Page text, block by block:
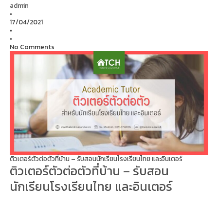
admin
•
17/04/2021
•
•
No Comments
ติวเตอร์ตัวต่อตัวที่บ้าน – รับสอนนักเรียนโรงเรียนไทย และอินเตอร์
ติวเตอร์ตัวต่อตัวที่บ้าน – รับสอน
นักเรียนโรงเรียนไทย และอินเตอร์